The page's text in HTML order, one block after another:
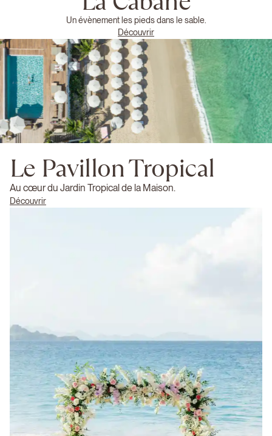
Un évènement les pieds dans le sable.
Découvrir
Le Pavillon Tropical
Au cœur du Jardin Tropical de la Maison.
Découvrir